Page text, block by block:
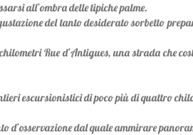
all’ombra delle tipiche palme.
del tanto desiderato sorbetto
Rue d’Antigues, una strada che
escursionistici di poco più di quattro
d’osservazione dal quale ammirare